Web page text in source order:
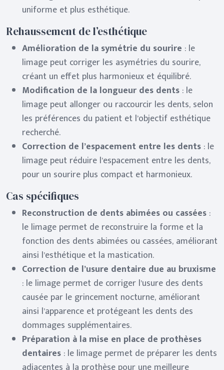
uniforme et plus esthétique.
Rehaussement de l’esthétique
Amélioration de la symétrie du sourire : le
limage peut corriger les asymétries du sourire,
créant un effet plus harmonieux et équilibré.
Modification de la longueur des dents : le
limage peut allonger ou raccourcir les dents, selon
les préférences du patient et l’objectif esthétique
recherché.
Correction de l’espacement entre les dents : le
limage peut réduire l’espacement entre les dents,
pour un sourire plus compact et harmonieux.
Cas spécifiques
Reconstruction de dents abimées ou cassées :
le limage permet de reconstruire la forme et la
fonction des dents abimées ou cassées, améliorant
ainsi l’esthétique et la mastication.
Correction de l’usure dentaire due au bruxisme
: le limage permet de corriger l’usure des dents
causée par le grincement nocturne, améliorant
ainsi l’apparence et protégeant les dents des
dommages supplémentaires.
Préparation à la mise en place de prothèses
dentaires : le limage permet de préparer les dents